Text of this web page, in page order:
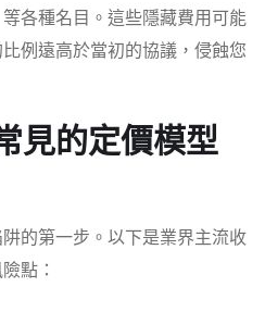
各種名目。這些隱藏費用可能
例遠高於當初的協議，侵蝕您
見的定價模型
的第一步。以下是業界主流收
點：